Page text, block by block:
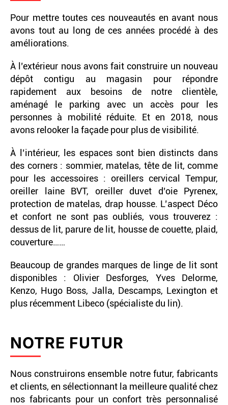
Pour mettre toutes ces nouveautés en avant nous
avons tout au long de ces années procédé à des
améliorations.
À l’extérieur nous avons fait construire un nouveau
dépôt contigu au magasin pour répondre
rapidement aux besoins de notre clientèle,
aménagé le parking avec un accès pour les
personnes à mobilité réduite. Et en 2018, nous
avons relooker la façade pour plus de visibilité.
À l’intérieur, les espaces sont bien distincts dans
des corners : sommier, matelas, tête de lit, comme
pour les accessoires : oreillers cervical Tempur,
oreiller laine BVT, oreiller duvet d’oie Pyrenex,
protection de matelas, drap housse. L’aspect Déco
et confort ne sont pas oubliés, vous trouverez :
dessus de lit, parure de lit, housse de couette, plaid,
couverture……
Beaucoup de grandes marques de linge de lit sont
disponibles : Olivier Desforges, Yves Delorme,
Kenzo, Hugo Boss, Jalla, Descamps, Lexington et
plus récemment Libeco (spécialiste du lin).
NOTRE FUTUR
Nous construirons ensemble notre futur, fabricants
et clients, en sélectionnant la meilleure qualité chez
nos fabricants pour un confort très personnalisé